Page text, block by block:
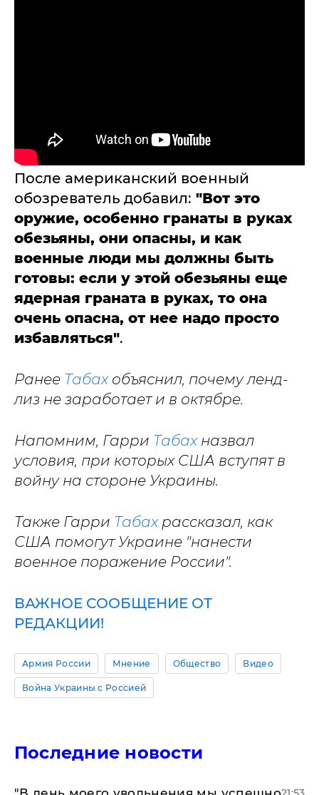
После американский военный
обозреватель добавил: "Вот это
оружие, особенно гранаты в руках
обезьяны, они опасны, и как
военные люди мы должны быть
готовы: если у этой обезьяны еще
ядерная граната в руках, то она
очень опасна, от нее надо просто
избавляться".
Ранее Табахобъяснил, почему ленд-
лиз не заработает и в октябре.
Напомним, Гарри Табахназвал
условия, при которых США вступят в
войну на стороне Украины.
Также Гарри Табахрассказал, как
США помогут Украине "нанести
военное поражение России".
ВАЖНОЕ СООБЩЕНИЕ ОТ
РЕДАКЦИИ!
Армия России Мнение Общество Видео
Война Украины с Россией
Последние новости